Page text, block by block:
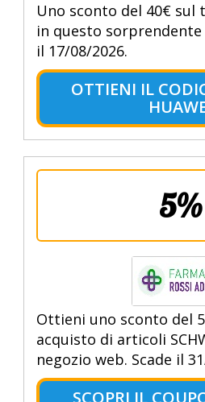
Uno sconto del 40€
in questo sorprendente
il 17/08/2026.
OTTIENI IL
5%
Ottieni uno sconto del
acquisto di articoli
negozio web. Scade il